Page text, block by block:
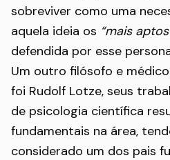
sobreviver como uma
aquela ideia os “mais
defendida por esse
Um outro filósofo e
foi Rudolf Lotze, seus
de psicologia científica
fundamentais na área,
considerado um dos pais